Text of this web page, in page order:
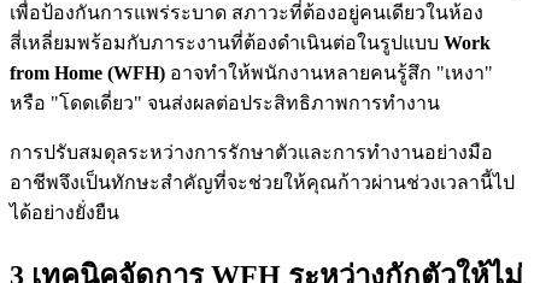
เพื่อป้องกันการแพร่ระบาด สภาวะที่ต้องอยู่คนเดียวในห้อง
สี่เหลี่ยมพร้อมกับภาระงานที่ต้องดำเนินต่อในรูปแบบ Work
from Home (WFH) อาจทำให้พนักงานหลายคนรู้สึก "เหงา"
หรือ "โดดเดี่ยว" จนส่งผลต่อประสิทธิภาพการทำงาน
การปรับสมดุลระหว่างการรักษาตัวและการทำงานอย่างมือ
อาชีพจึงเป็นทักษะสำคัญที่จะช่วยให้คุณก้าวผ่านช่วงเวลานี้ไป
ได้อย่างยั่งยืน
3 เทคนิคจัดการ WFH ระหว่างกักตัวให้ไม่